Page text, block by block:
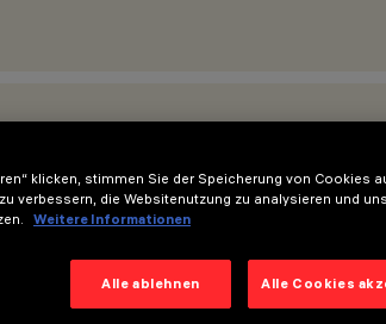
klicken, stimmen Sie der Speicherung von Cookies
verbessern, die Websitenutzung zu analysieren und
Weitere Informationen
Alle ablehnen Alle Cookies